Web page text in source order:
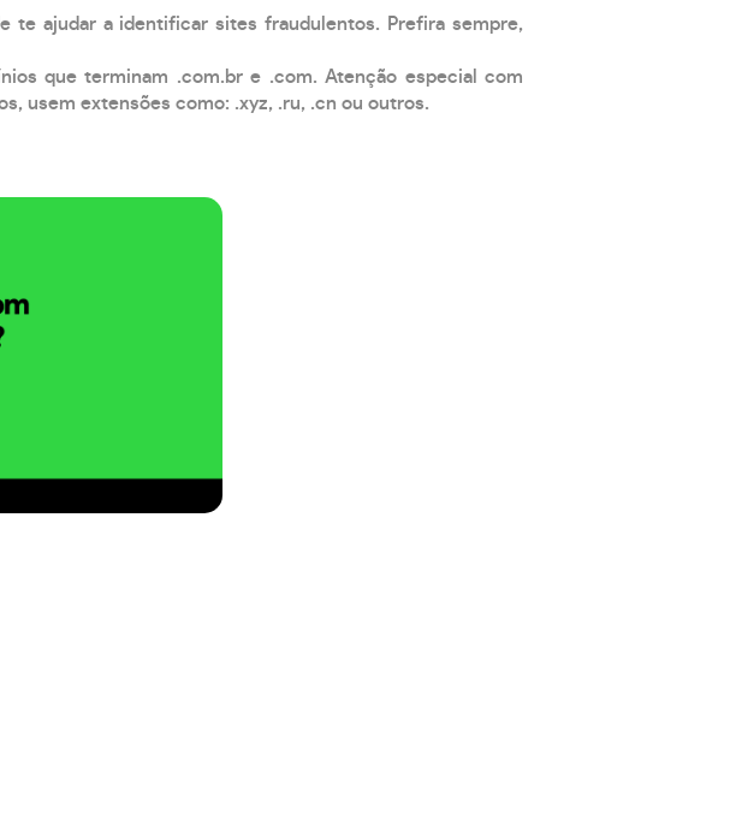
te ajudar a identificar sites fraudulentos. Prefira sempre,
que terminam .com.br e .com. Atenção especial com
usem extensões como: .xyz, .ru, .cn ou outros.